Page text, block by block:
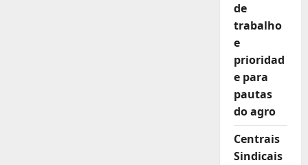
de
trabalho
e
prioridad
e para
pautas
do agro
Centrais
Sindicais